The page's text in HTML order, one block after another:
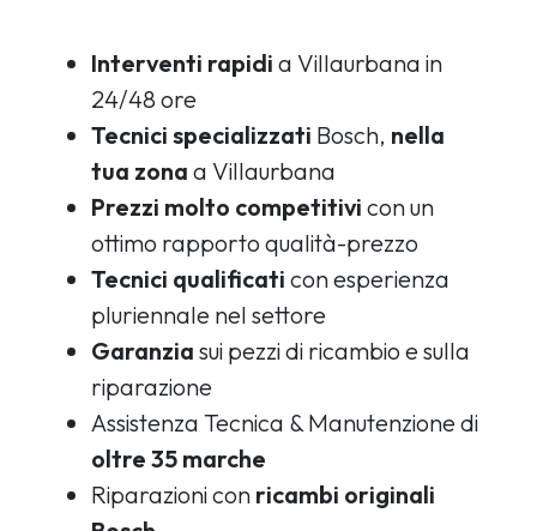
Interventi rapidi a Villaurbana in
24/48 ore
Tecnici specializzati Bosch, nella
tua zona a Villaurbana
Prezzi molto competitivi con un
ottimo rapporto qualità-prezzo
Tecnici qualificati con esperienza
pluriennale nel settore
Garanzia sui pezzi di ricambio e sulla
riparazione
Assistenza Tecnica & Manutenzione di
oltre 35 marche
Riparazioni con ricambi originali